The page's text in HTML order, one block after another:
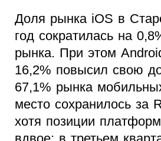
Доля рынка iOS в
год сократилась на
рынка. При этом
16,2% повысил свою
67,1% рынка
место сохранилось за
хотя позиции